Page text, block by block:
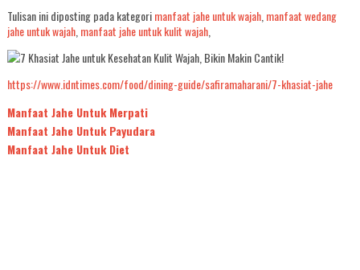
Tulisan ini diposting pada kategorimanfaat jahe untuk wajah, manfaat wedang
jahe untuk wajah, manfaat jahe untuk kulit wajah,
https://www.idntimes.com/food/dining-guide/safiramaharani/7-khasiat-jahe
Manfaat Jahe Untuk Merpati
Manfaat Jahe Untuk Payudara
Manfaat Jahe Untuk Diet